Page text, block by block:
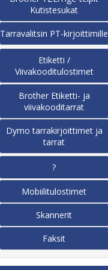
Kutistesukat
Tarravalitsin PT-kirjoittimille
Etiketti /
Viivakooditulostimet
Brother Etiketti- ja
viivakooditarrat
Dymo tarrakirjoittimet ja
tarrat
?
Mobiilitulostimet
Skannerit
Faksit